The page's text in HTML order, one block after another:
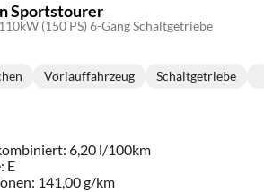
Sportstourer
(150 PS) 6-Gang Schaltgetriebe
Vorlauffahrzeug
Getriebe:
Schaltgetriebe
6,20 l/100km
E
141,00 g/km